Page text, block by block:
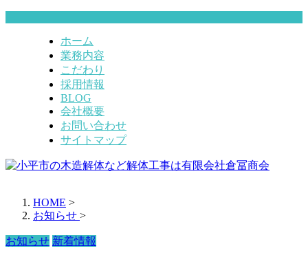
ホーム
業務内容
こだわり
採用情報
BLOG
会社概要
お問い合わせ
サイトマップ
HOME >
お知らせ >
お知らせ 新着情報